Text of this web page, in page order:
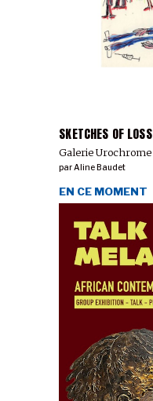
SKETCHES OF LOSS
Galerie Urochrome
parAline Baudet
EN CE MOMENT